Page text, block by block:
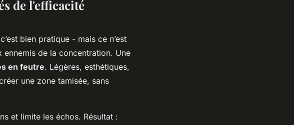
de l'efficacité
bien pratique - mais ce n’est
ennemis de la concentration. Une
en feutre. Légères, esthétiques,
une zone tamisée, sans
et limite les échos. Résultat :